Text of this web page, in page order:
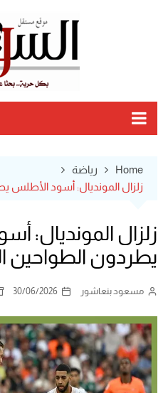
Home
رياضة
زلزال المونديال: أسود الأطلس
زلزال المونديال:
يطردون الطواحين
مسعود بنعاشور 30/06/2026